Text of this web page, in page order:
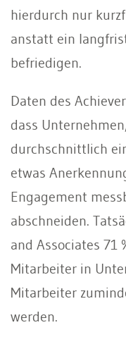
hierdurch nur
anstatt ein
befriedigen.
Daten des
dass
durchschnittlich
etwas
Engagement
abschneiden.
and Associates 71
Mitarbeiter in
Mitarbeiter
werden.